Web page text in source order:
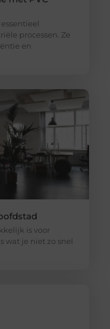
processen. Ze
en
is voor
wat je niet zo snel